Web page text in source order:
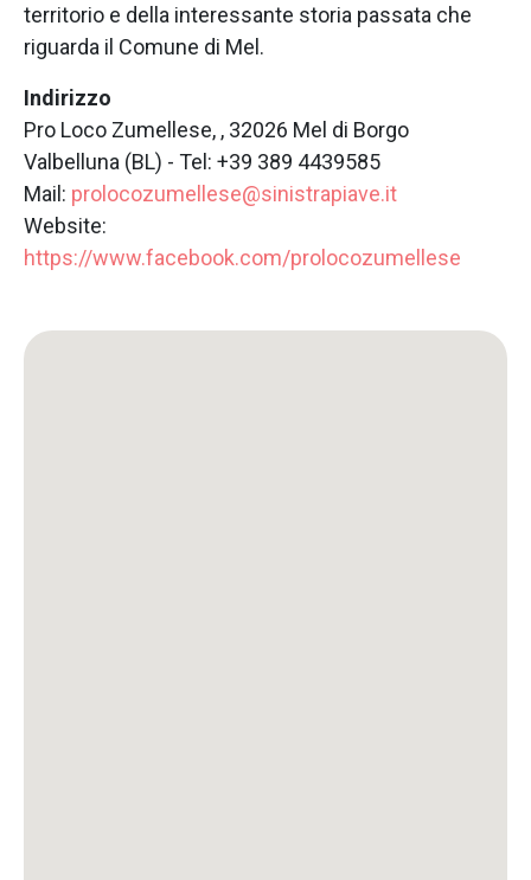
territorio e della interessante storia passata che
riguarda il Comune di Mel.
Indirizzo
Pro Loco Zumellese, , 32026 Mel di Borgo
Valbelluna (BL) - Tel: +39 389 4439585
Mail: prolocozumellese@sinistrapiave.it
Website:
https://www.facebook.com/prolocozumellese